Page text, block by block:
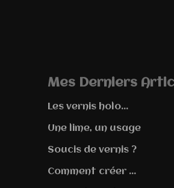
Mes Derniers
Les vernis holo...
Une lime, un usage
Soucis de vernis ?
Comment créer ...